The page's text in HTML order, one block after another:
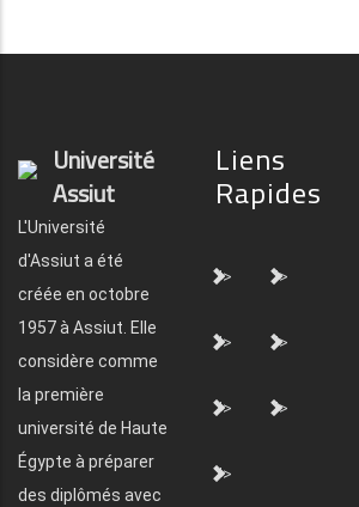
Université
Assiut
L'Université
d'Assiut a été
créée en octobre
1957 à Assiut. Elle
considère comme
la première
université de Haute
Égypte à préparer
des diplômés avec
Liens
Rapides
"> ">
"> ">
"> ">
">